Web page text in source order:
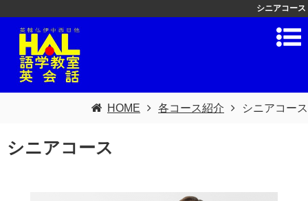
シニアコース
HOME 各コース紹介 シニアコース
シニアコース